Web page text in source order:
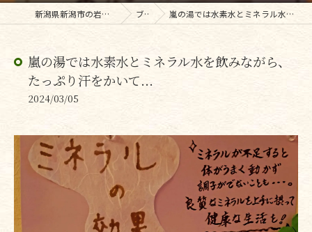
新潟県新潟市の岩盤浴なら嵐の湯新潟西店 ブログ 嵐の湯では水素水とミネラル水を飲みながら、たっぷり汗をかいて...
嵐の湯では水素水とミネラル水を飲みながら、
たっぷり汗をかいて...
2024/03/05